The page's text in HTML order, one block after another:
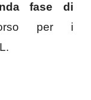
fase di
per i